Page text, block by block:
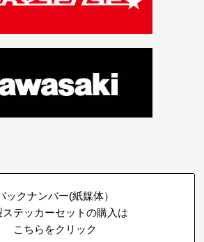
ックナンバー(紙媒体）
ステッカーセットの購入は
こちらをクリック